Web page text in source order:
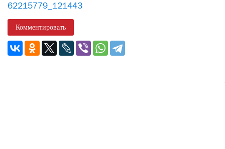
62215779_121443
Комментировать